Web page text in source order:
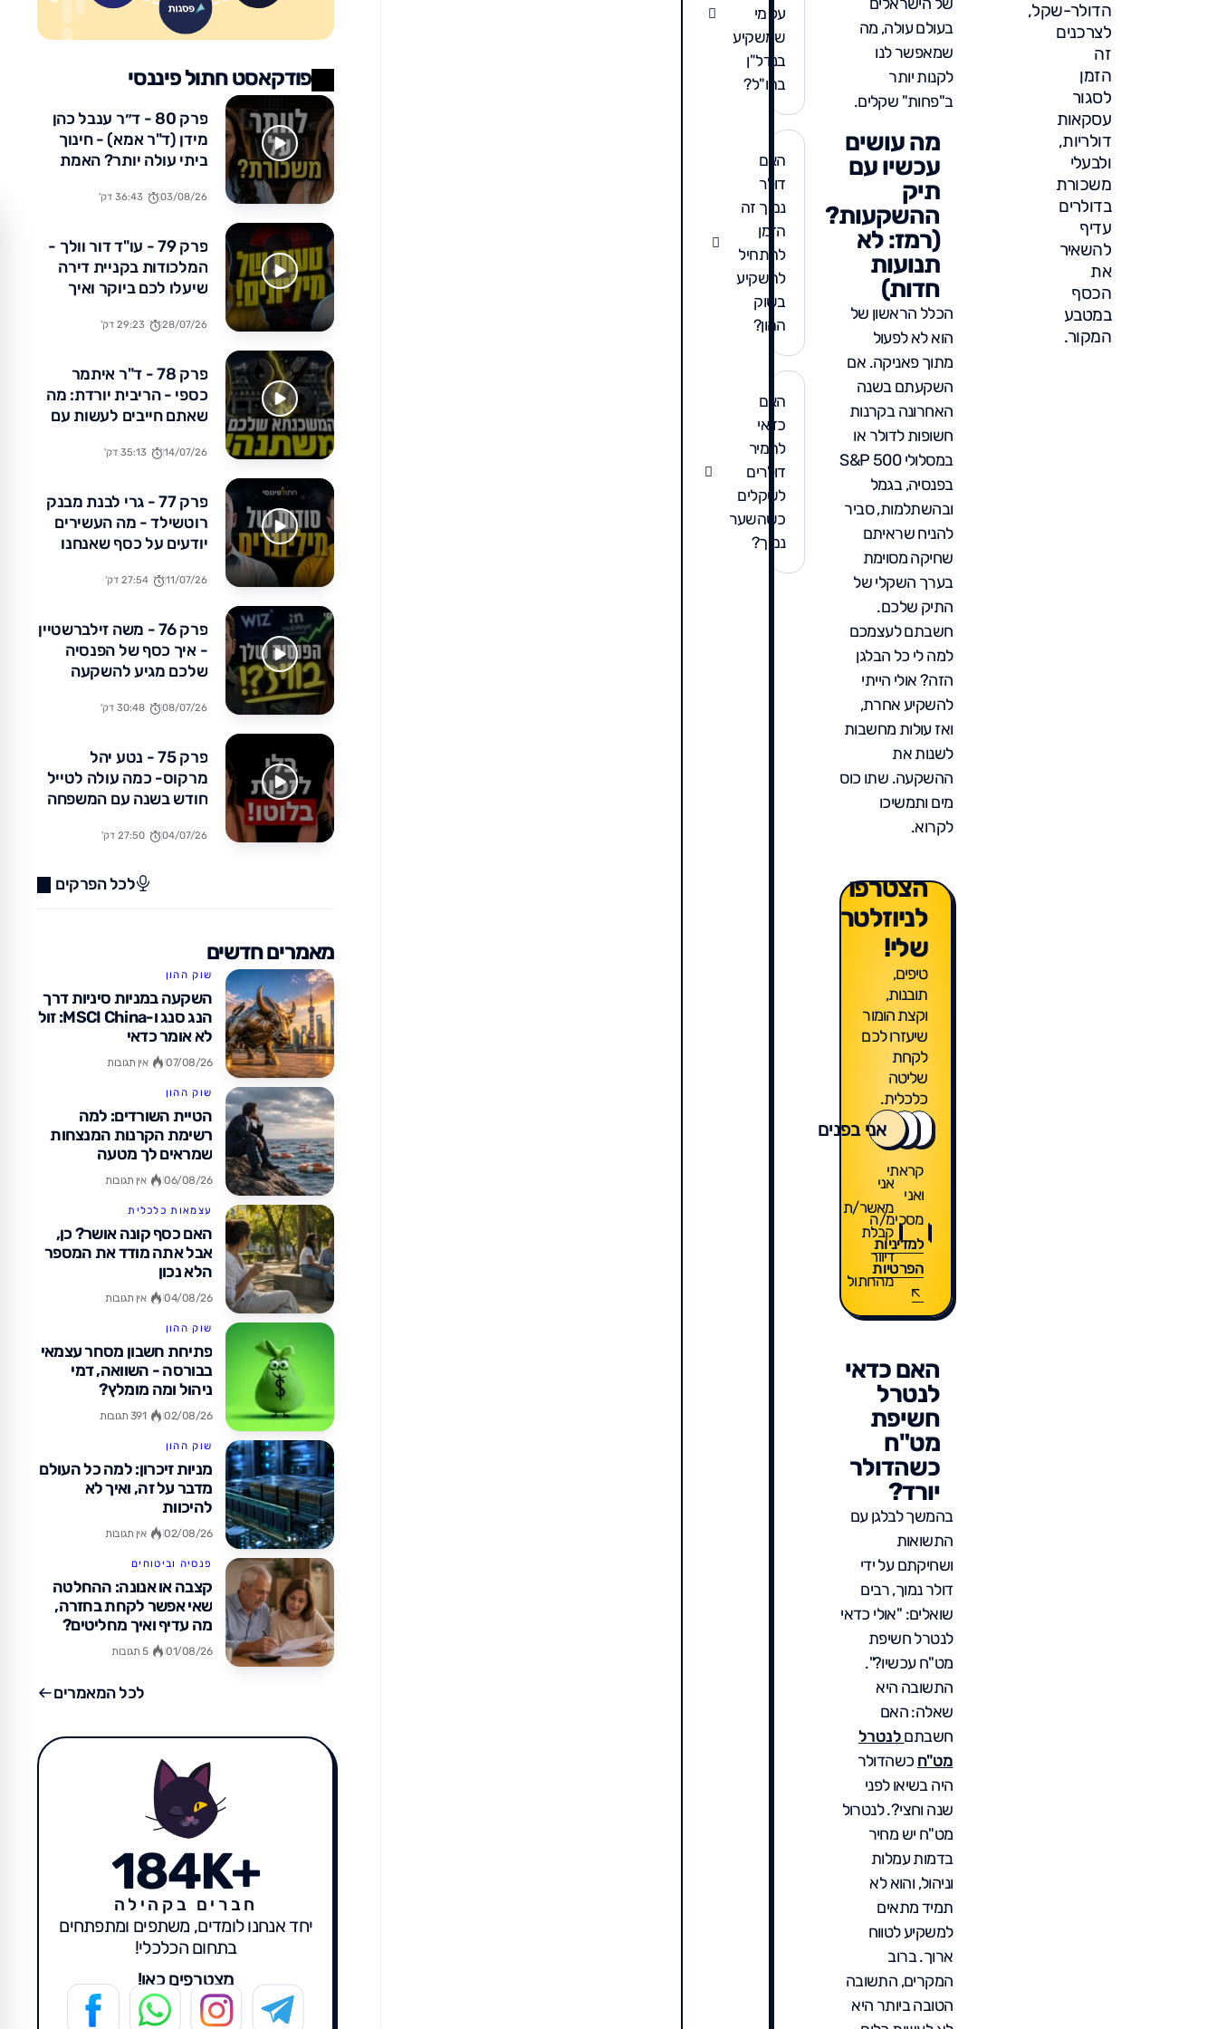
הדולר-שקל,
לצרכנים
זה
הזמן
לסגור
עסקאות
דולריות,
ולבעלי
משכורת
בדולרים
עדיף
להשאיר
את
הכסף
במטבע
המקור.
בעולם עולה, מה
שמאפשר לנו
לקנות יותר
ב"פחות" שקלים.
מה עושים
עכשיו עם
תיק
ההשקעות?
(רמז: לא
תנועות
חדות)
הכלל הראשון של
הוא לא לפעול
מתוך פאניקה. אם
השקעתם בשנה
האחרונה בקרנות
חשופות לדולר או
במסלולי S&P 500
בפנסיה, בגמל
ובהשתלמות, סביר
להניח שראיתם
שחיקה מסוימת
בערך השקלי של
התיק שלכם.
חשבתם לעצמכם
למה לי כל הבלגן
הזה? אולי הייתי
להשקיע אחרת,
ואז עולות מחשבות
לשנות את
ההשקעה. שתו כוס
מים ותמשיכו
לקרוא.
הצטרפו
לניוזלטר
שלי!
טיפים,
תובנות,
וקצת הומור
שיעזרו לכם
לקחת
שליטה
כלכלית.
קראתי
ואני
מסכימ/ה
למדיניות
הפרטיות
אני
מאשר/ת
קבלת
דיוור
מהחתול
אני בפנים
האם כדאי
לנטרל
חשיפת
מט"ח
כשהדולר
יורד?
בהמשך לבלגן עם
התשואות
ושחיקתם על ידי
דולר נמוך, רבים
שואלים: "אולי כדאי
לנטרל חשיפת
מט"ח עכשיו?".
התשובה היא
שאלה: האם
חשבתםלנטרל
מט"ח כשהדולר
היה בשיאו לפני
שנה וחצי?. לנטרול
מט"ח יש מחיר
בדמות עמלות
וניהול, והוא לא
תמיד מתאים
למשקיע לטווח
ארוך. ברוב
המקרים, התשובה
הטובה ביותר היא
על מי
שמשקיע
בנדל"ן
בחו"ל?
האם
דולר
נמוך זה
הזמן
להתחיל
להשקיע
בשוק
ההון?
האם
כדאי
להמיר
דולרים
לשקלים
כשהשער
נמוך?
פודקאסט חתול פיננסי
פרק 80 - ד״ר ענבל כהן
מידן (ד"ר אמא) - חינוך
ביתי עולה יותר? האמת
עליה
03/08/26 36:43 דק'
פרק 79 - עו"ד דור וולך -
המלכודות בקניית דירה
שיעלו לכם ביוקר ואיך
28/07/26 29:23 דק'
פרק 78 - ד"ר איתמר
כספי - הריבית יורדת: מה
שאתם חייבים לעשות עם
14/07/26 35:13 דק'
פרק 77 - גרי לבנת מבנק
רוטשילד - מה העשירים
יודעים על כסף שאנחנו
11/07/26 27:54 דק'
פרק 76 - משה זילברשטיין
- איך כסף של הפנסיה
שלכם מגיע להשקעה
08/07/26 30:48 דק'
פרק 75 - נטע יהל
מרקוס- כמה עולה לטייל
חודש בשנה עם המשפחה
04/07/26 27:50 דק'
לכל הפרקים
מאמרים חדשים
שוק ההון
השקעה במניות סיניות דרך
הנג סנג ו-MSCI China: זול
לא אומר כדאי
07/08/26 אין תגובות
שוק ההון
הטיית השורדים: למה
רשימת הקרנות המנצחות
שמראים לך מטעה
06/08/26 אין תגובות
עצמאות כלכלית
האם כסף קונה אושר? כן,
אבל אתה מודד את המספר
הלא נכון
04/08/26 אין תגובות
שוק ההון
פתיחת חשבון מסחר עצמאי
בבורסה - השוואה, דמי
ניהול ומה מומלץ?
02/08/26 391 תגובות
שוק ההון
מניות זיכרון: למה כל העולם
מדבר על זה, ואיך לא
להיכוות
02/08/26 אין תגובות
פנסיה וביטוחים
קצבה או אנונה: ההחלטה
שאי אפשר לקחת בחזרה,
מה עדיף ואיך מחליטים?
01/08/26 5 תגובות
לכל המאמרים
184K+
חברים בקהילה
יחד אנחנו לומדים, משתפים ומתפתחים
בתחום הכלכלי!
מצטרפים כאן!